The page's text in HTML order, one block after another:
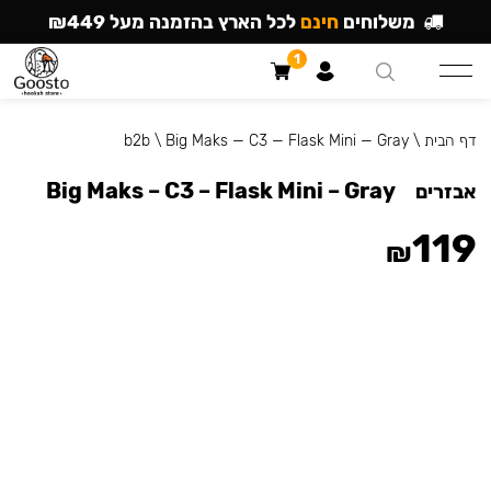
דף הבית \
b2b\ Big Maks — C3 — Flask Mini — Gray
אבזרים Big Maks – C3 – Flask Mini – Gray
₪119
משלוחים חינם לכל הארץ בהזמנה מעל ₪449
1